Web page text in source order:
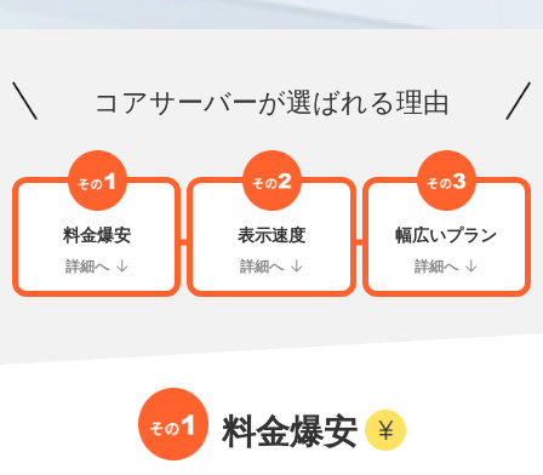
コアサーバーが選ばれる理由
料金爆安
詳細へ
表示速度
詳細へ
幅広いプラン
詳細へ
料金爆安